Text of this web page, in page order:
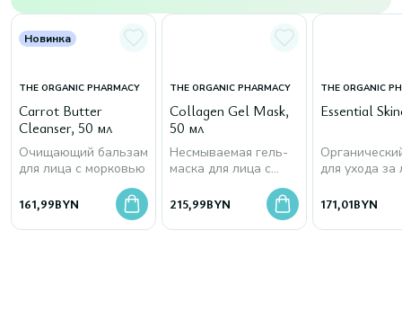
Новинка
THE ORGANIC PHARMACY
Carrot Butter
Cleanser, 50 мл
Очищающий бальзам
для лица с морковью
161,99BYN
THE ORGANIC PHARMACY
Collagen Gel Mask,
50 мл
Несмываемая гель-
маска для лица с
морским коллагеном
215,99BYN
THE ORGANIC
Essential
для ухода за
171,01BYN